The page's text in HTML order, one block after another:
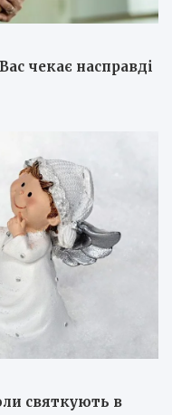
чекає насправді
святкують в